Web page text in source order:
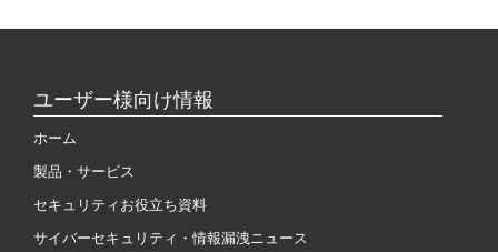
ユーザー様向け情報
ホーム
製品・サービス
セキュリティお役立ち資料
サイバーセキュリティ・情報漏洩ニュース